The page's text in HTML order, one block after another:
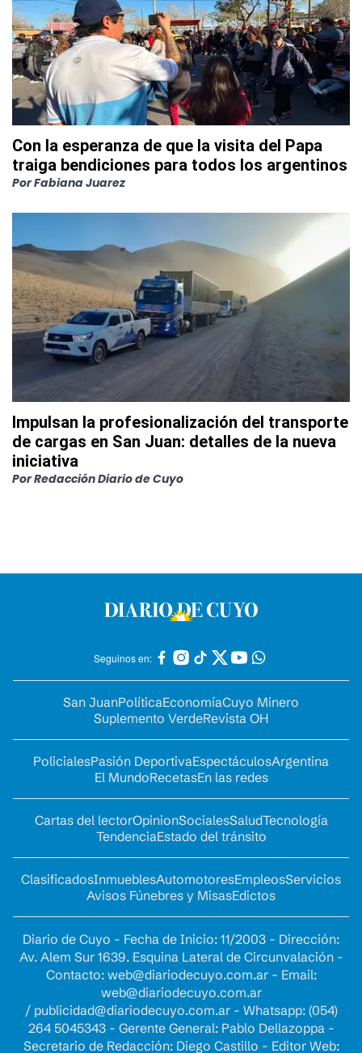
Con la esperanza de que la visita del Papa
traiga bendiciones para todos los argentinos
PorFabiana Juarez
Impulsan la profesionalización del transporte
de cargas en San Juan: detalles de la nueva
iniciativa
PorRedacción Diario de Cuyo
Seguinos en:
San JuanPolíticaEconomíaCuyo Minero
Suplemento VerdeRevista OH
PolicialesPasión DeportivaEspectáculosArgentina
El MundoRecetasEn las redes
Cartas del lectorOpinionSocialesSaludTecnología
TendenciaEstado del tránsito
ClasificadosInmueblesAutomotoresEmpleosServicios
Avisos Fúnebres y MisasEdictos
Diario de Cuyo - Fecha de Inicio: 11/2003 - Dirección:
Av. Alem Sur 1639. Esquina Lateral de Circunvalación -
Contacto: web@diariodecuyo.com.ar- Email:
web@diariodecuyo.com.ar
/ publicidad@diariodecuyo.com.ar- Whatsapp: (054)
264 5045343 - Gerente General: Pablo Dellazoppa -
Secretario de Redacción: Diego Castillo - Editor Web: